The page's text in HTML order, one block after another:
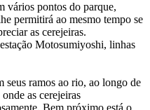
vários pontos do parque,
permitirá ao mesmo tempo se
as cerejeiras.
Motosumiyoshi, linhas
seus ramos ao rio, ao longo de
as cerejeiras
Bem próximo está o